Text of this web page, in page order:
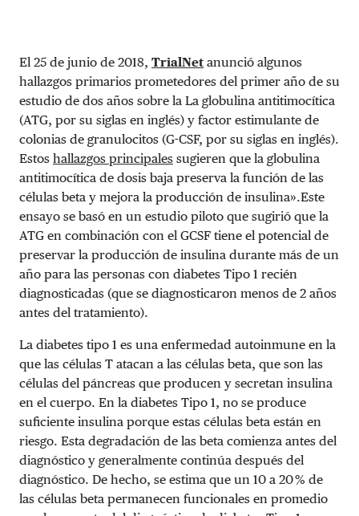
El 25 de junio de 2018, TrialNet anunció algunos
hallazgos primarios prometedores del primer año de su
estudio de dos años sobre la La globulina antitimocítica
(ATG, por su siglas en inglés) y factor estimulante de
colonias de granulocitos (G-CSF, por su siglas en inglés).
Estos hallazgos principales sugieren que la globulina
antitimocítica de dosis baja preserva la función de las
células beta y mejora la producción de insulina».Este
ensayo se basó en un estudio piloto que sugirió que la
ATG en combinación con el GCSF tiene el potencial de
preservar la producción de insulina durante más de un
año para las personas con diabetes Tipo 1 recién
diagnosticadas (que se diagnosticaron menos de 2 años
antes del tratamiento).
La diabetes tipo 1 es una enfermedad autoinmune en la
que las células T atacan a las células beta, que son las
células del páncreas que producen y secretan insulina
en el cuerpo. En la diabetes Tipo 1, no se produce
suficiente insulina porque estas células beta están en
riesgo. Esta degradación de las beta comienza antes del
diagnóstico y generalmente continúa después del
diagnóstico. De hecho, se estima que un 10 a 20 % de
las células beta permanecen funcionales en promedio